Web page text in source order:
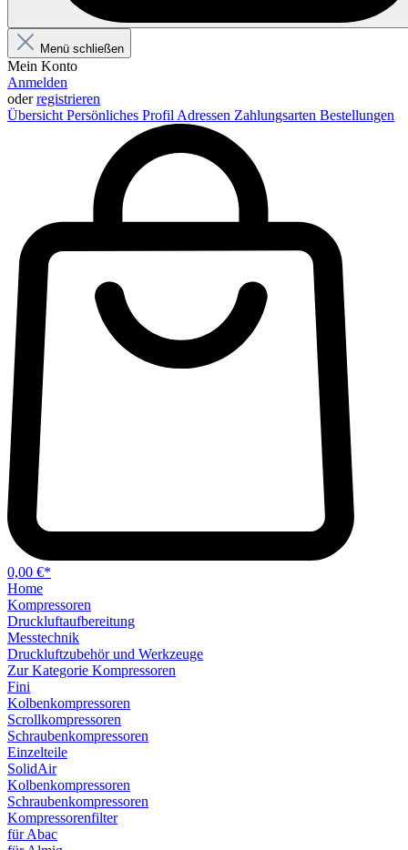
Menü schließen
Mein Konto
Anmelden
oderregistrieren
Übersicht Persönliches Profil Adressen Zahlungsarten Bestellungen
0,00 €*
Home
Kompressoren
Druckluftaufbereitung
Messtechnik
Druckluftzubehör und Werkzeuge
Zur Kategorie Kompressoren
Fini
Kolbenkompressoren
Scrollkompressoren
Schraubenkompressoren
Einzelteile
SolidAir
Kolbenkompressoren
Schraubenkompressoren
Kompressorenfilter
für Abac